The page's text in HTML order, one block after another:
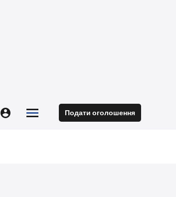
 

 Подати оголошення